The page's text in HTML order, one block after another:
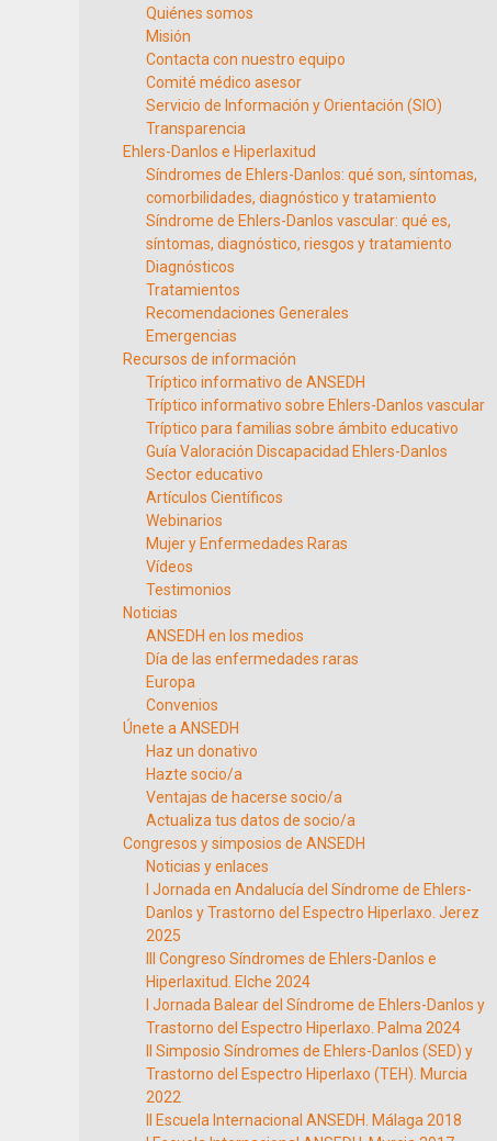
Quiénes somos
Misión
Contacta con nuestro equipo
Comité médico asesor
Servicio de Información y Orientación (SIO)
Transparencia
Ehlers-Danlos e Hiperlaxitud
Síndromes de Ehlers-Danlos: qué son, síntomas,
comorbilidades, diagnóstico y tratamiento
Síndrome de Ehlers-Danlos vascular: qué es,
síntomas, diagnóstico, riesgos y tratamiento
Diagnósticos
Tratamientos
Recomendaciones Generales
Emergencias
Recursos de información
Tríptico informativo de ANSEDH
Tríptico informativo sobre Ehlers-Danlos vascular
Tríptico para familias sobre ámbito educativo
Guía Valoración Discapacidad Ehlers-Danlos
Sector educativo
Artículos Científicos
Webinarios
Mujer y Enfermedades Raras
Vídeos
Testimonios
Noticias
ANSEDH en los medios
Día de las enfermedades raras
Europa
Convenios
Únete a ANSEDH
Haz un donativo
Hazte socio/a
Ventajas de hacerse socio/a
Actualiza tus datos de socio/a
Congresos y simposios de ANSEDH
Noticias y enlaces
I Jornada en Andalucía del Síndrome de Ehlers-
Danlos y Trastorno del Espectro Hiperlaxo. Jerez
2025
III Congreso Síndromes de Ehlers-Danlos e
Hiperlaxitud. Elche 2024
I Jornada Balear del Síndrome de Ehlers-Danlos y
Trastorno del Espectro Hiperlaxo. Palma 2024
II Simposio Síndromes de Ehlers-Danlos (SED) y
Trastorno del Espectro Hiperlaxo (TEH). Murcia
2022
II Escuela Internacional ANSEDH. Málaga 2018